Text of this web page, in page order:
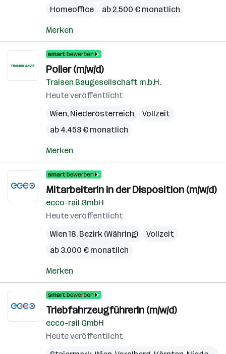
Homeoffice
ab 2.500 € monatlich
Merken
Polier (m/w/d)
Traisen Baugesellschaft m.b.H.
Heute veröffentlicht
Wien, Niederösterreich
Vollzeit
ab 4.453 € monatlich
Merken
MitarbeiterIn in der Disposition (m/w/d)
ecco-rail GmbH
Heute veröffentlicht
Wien 18. Bezirk (Währing)
Vollzeit
ab 3.000 € monatlich
Merken
TriebfahrzeugführerIn (m/w/d)
ecco-rail GmbH
Heute veröffentlicht